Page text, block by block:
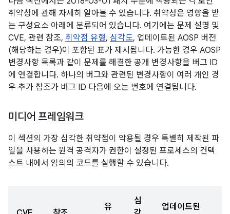
취약성에 관해 자세히 알아볼 수 있습니다. 취약성은 영향을 받
는 구성요소 아래에 분류되어 있습니다. 여기에는 문제 설명 및
CVE, 관련 참조, 취약점 유형, 심각도, 업데이트된 AOSP 버전
(해당하는 경우)이 포함된 표가 제시됩니다. 가능한 경우 AOSP
변경사항 목록과 같이 문제를 해결한 공개 변경사항을 버그 ID
에 연결합니다. 하나의 버그와 관련된 변경사항이 여러 개인 경
우 추가 참조가 버그 ID 다음에 오는 번호에 연결됩니다.
미디어 프레임워크
이 섹션의 가장 심각한 취약점이 악용될 경우 특별히 제작된 파
일을 사용하는 원격 공격자가 권한이 설정된 프로세스의 컨텍
스트 내에서 임의의 코드를 실행할 수 있습니다.
유
심
업데이트된